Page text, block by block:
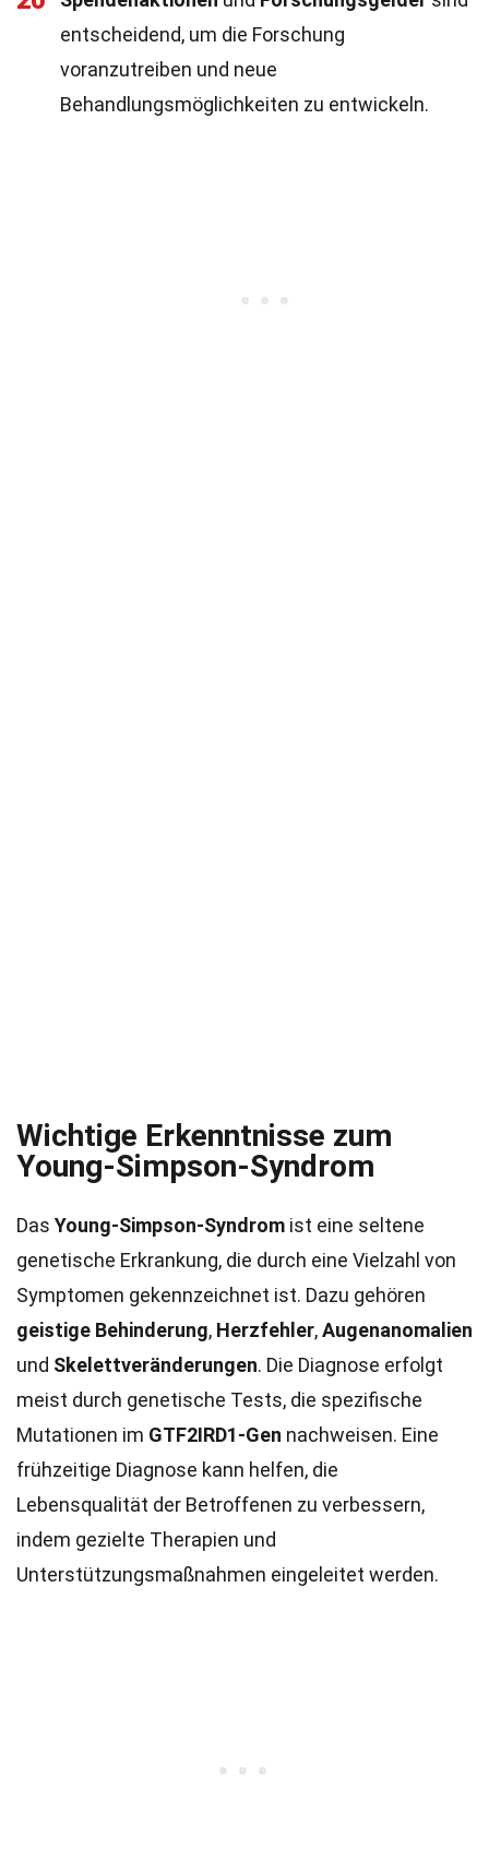
entscheidend, um die Forschung
voranzutreiben und neue
Behandlungsmöglichkeiten zu entwickeln.
Wichtige Erkenntnisse zum
Young-Simpson-Syndrom
Das Young-Simpson-Syndrom ist eine seltene
genetische Erkrankung, die durch eine Vielzahl von
Symptomen gekennzeichnet ist. Dazu gehören
geistige Behinderung, Herzfehler,Augenanomalien
und Skelettveränderungen. Die Diagnose erfolgt
meist durch genetische Tests, die spezifische
Mutationen im GTF2IRD1-Gen nachweisen. Eine
frühzeitige Diagnose kann helfen, die
Lebensqualität der Betroffenen zu verbessern,
indem gezielte Therapien und
Unterstützungsmaßnahmen eingeleitet werden.